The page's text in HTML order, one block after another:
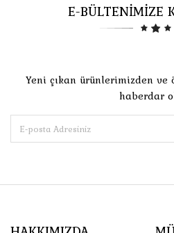
E-BÜLTENİMİZE
Yeni çıkan ürünlerimizden ve
haberdar